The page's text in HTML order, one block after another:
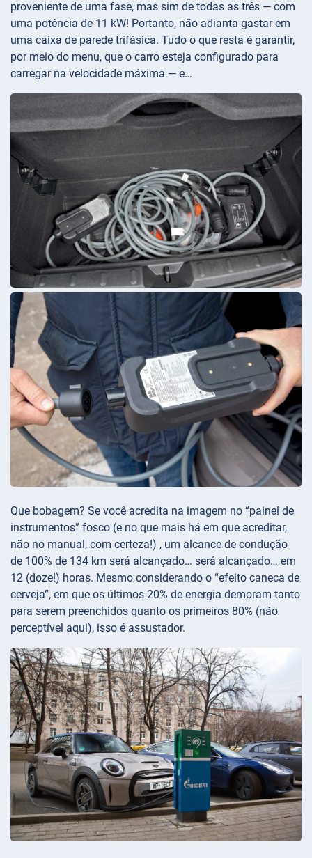
proveniente de uma fase, mas sim de todas as três — com
uma potência de 11 kW! Portanto, não adianta gastar em
uma caixa de parede trifásica. Tudo o que resta é garantir,
por meio do menu, que o carro esteja configurado para
carregar na velocidade máxima — e…
Que bobagem? Se você acredita na imagem no “painel de
instrumentos” fosco (e no que mais há em que acreditar,
não no manual, com certeza!) , um alcance de condução
de 100% de 134 km será alcançado… será alcançado… em
12 (doze!) horas. Mesmo considerando o “efeito caneca de
cerveja”, em que os últimos 20% de energia demoram tanto
para serem preenchidos quanto os primeiros 80% (não
perceptível aqui), isso é assustador.